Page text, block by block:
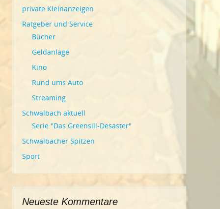
private Kleinanzeigen
Ratgeber und Service
Bücher
Geldanlage
Kino
Rund ums Auto
Streaming
Schwalbach aktuell
Serie "Das Greensill-Desaster"
Schwalbacher Spitzen
Sport
Neueste Kommentare